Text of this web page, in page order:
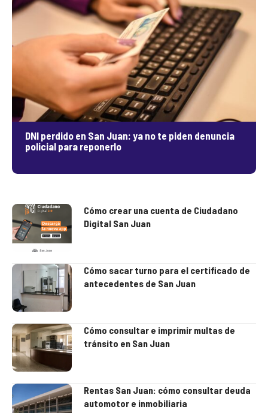
DNI perdido en San Juan: ya no te piden denuncia
policial para reponerlo
Cómo crear una cuenta de Ciudadano
Digital San Juan
Cómo sacar turno para el certificado de
antecedentes de San Juan
Cómo consultar e imprimir multas de
tránsito en San Juan
Rentas San Juan: cómo consultar deuda
automotor e inmobiliaria